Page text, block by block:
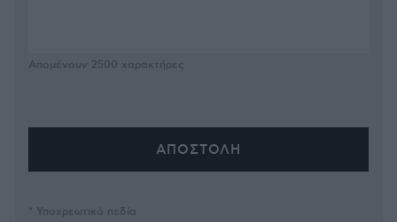
Απομένουν 2500 χαρακτήρες
* Υποχρεωτικά πεδία